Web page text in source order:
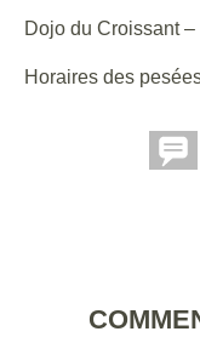
Dojo du Croissant
Horaires des